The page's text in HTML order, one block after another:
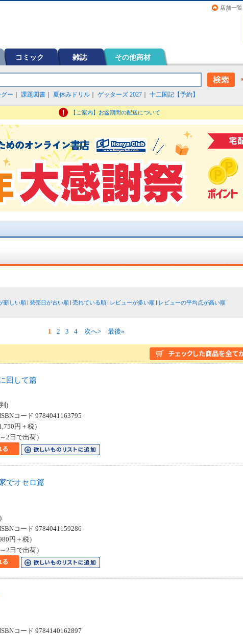
店舗一覧
コミック 雑誌 その他商材
ー 課題図書 夏休みドリル ゲッターズ 2027 十二国記【予約】
【ご案内】お盆期間の配送について
新しい順 発売日が古い順 売れている順 レビューが多い順
レビューの平均点が高い順
1 2 3 4 次へ> 最後»
回して篇
)
コード 9784041163795
円＋税）
2日で出荷）
でオセロ篇
コード 9784041159286
円＋税）
2日で出荷）
コード 9784140162897